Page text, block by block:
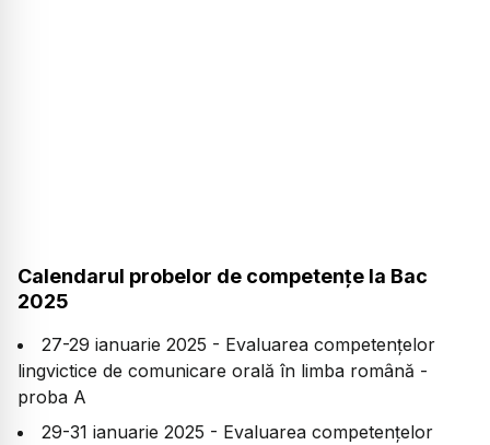
Calendarul probelor de competențe la Bac
2025
27-29 ianuarie 2025 - Evaluarea competențelor
lingvictice de comunicare orală în limba română -
proba A
29-31 ianuarie 2025 - Evaluarea competențelor